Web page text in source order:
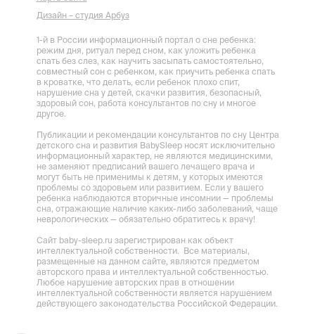
Дизайн – студия Арбуз
1-й в России информационный портал о сне ребенка:
режим дня, ритуал перед сном, как уложить ребенка
спать без слез, как научить засыпать самостоятельно,
совместный сон с ребенком, как приучить ребенка спать
в кроватке, что делать, если ребенок плохо спит,
нарушение сна у детей, скачки развития, безопасный,
здоровый сон, работа консультантов по сну и многое
другое.
Публикации и рекомендации консультантов по сну Центра
детского сна и развития BabySleep носят исключительно
информационный характер, не являются медицинскими,
не заменяют предписаний вашего лечащего врача и
могут быть не применимы к детям, у которых имеются
проблемы со здоровьем или развитием. Если у вашего
ребенка наблюдаются вторичные инсомнии — проблемы
сна, отражающие наличие каких-либо заболеваний, чаще
неврологических — обязательно обратитесь к врачу!
Сайт baby-sleep.ru зарегистрирован как объект
интеллектуальной собственности. Все материалы,
размещенные на данном сайте, являются предметом
авторского права и интеллектуальной собственностью.
Любое нарушение авторских прав в отношении
интеллектуальной собственности является нарушением
действующего законодательства Российской Федерации.